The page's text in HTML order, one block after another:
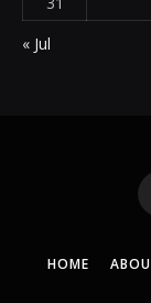
« Jul
HOME